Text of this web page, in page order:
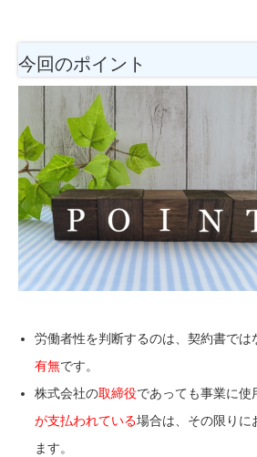
今回のポイント
労働者性を判断するのは、契約書では
有無です。
株式会社の取締役であっても事業に使
が支払われている場合は、その限りに
ます。